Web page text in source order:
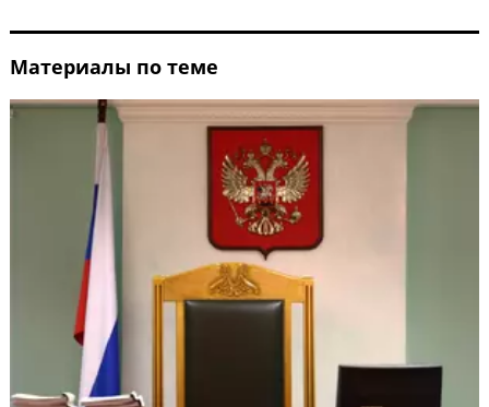
Материалы по теме